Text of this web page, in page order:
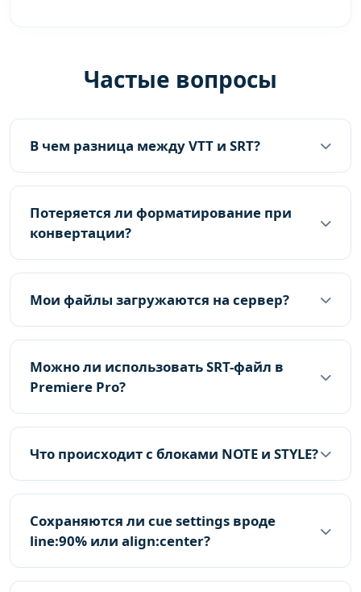
Частые вопросы
В чем разница между VTT и SRT?
Потеряется ли форматирование при
конвертации?
Мои файлы загружаются на сервер?
Можно ли использовать SRT-файл в
Premiere Pro?
Что происходит с блоками NOTE и STYLE?
Сохраняются ли cue settings вроде
line:90% или align:center?